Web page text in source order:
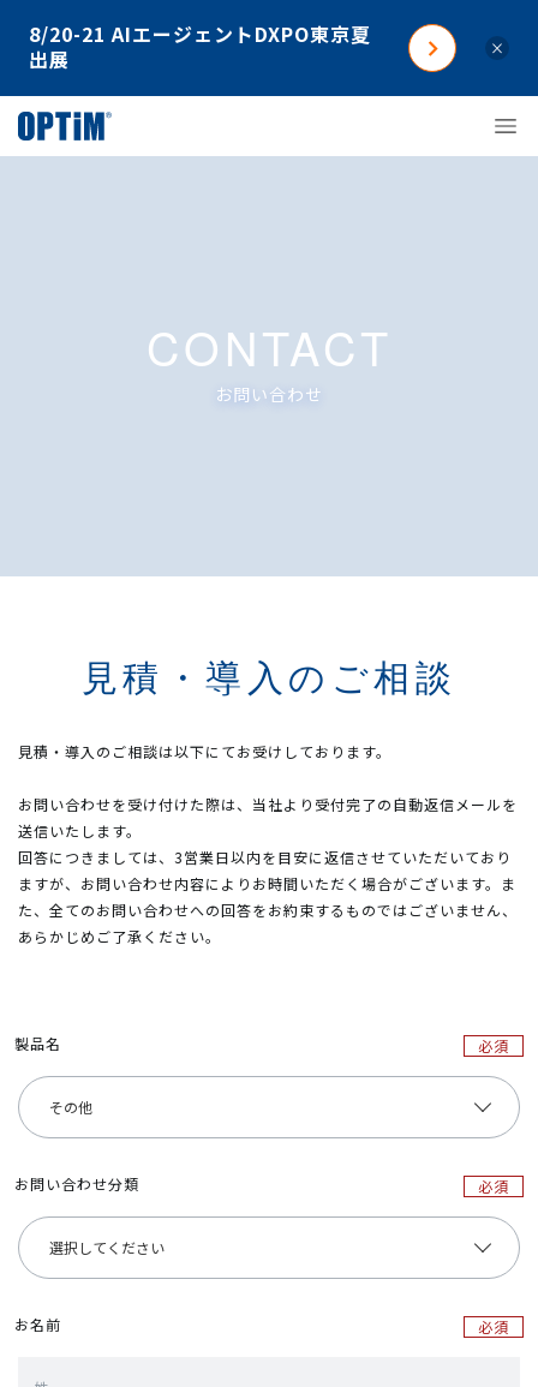
8/20-21 AIエージェントDXPO東京夏
出展
×
CONTACT
お問い合わせ
見積・導入のご相談
見積・導入のご相談は以下にてお受けしております。
お問い合わせを受け付けた際は、当社より受付完了の自動返信メールを
送信いたします。
回答につきましては、3営業日以内を目安に返信させていただいており
ますが、お問い合わせ内容によりお時間いただく場合がございます。ま
た、全てのお問い合わせへの回答をお約束するものではございません、
あらかじめご了承ください。
製品名​ 必須
お問い合わせ分類 必須
お名前 必須